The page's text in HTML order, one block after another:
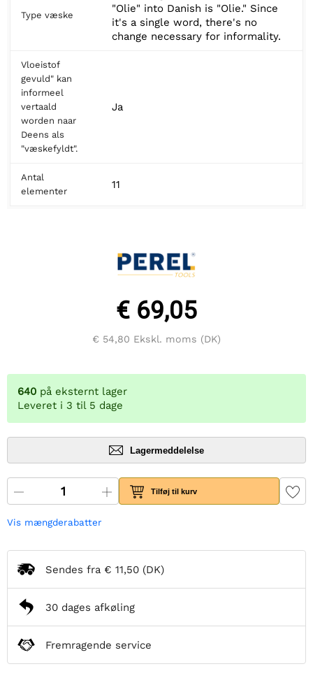
Type væske
"Olie" into Danish is "Olie." Since
it's a single word, there's no
change necessary for informality.
Vloeistof
gevuld" kan
informeel
vertaald
worden naar
Deens als
"væskefyldt".
Ja
Antal
elementer
11
€ 69,05
€ 54,80 Ekskl. moms (DK)
640 på eksternt lager
Leveret i 3 til 5 dage
Lagermeddelelse
Tilføj til kurv
Vis mængderabatter
Sendes fra € 11,50 (DK)
30 dages afkøling
Fremragende service